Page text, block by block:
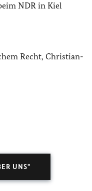
NDR in Kiel
Recht, Christian-
UNS"